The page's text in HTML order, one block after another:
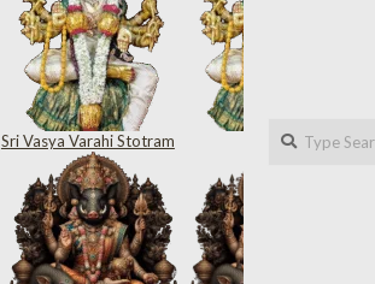
Sri Vasya Varahi Stotram